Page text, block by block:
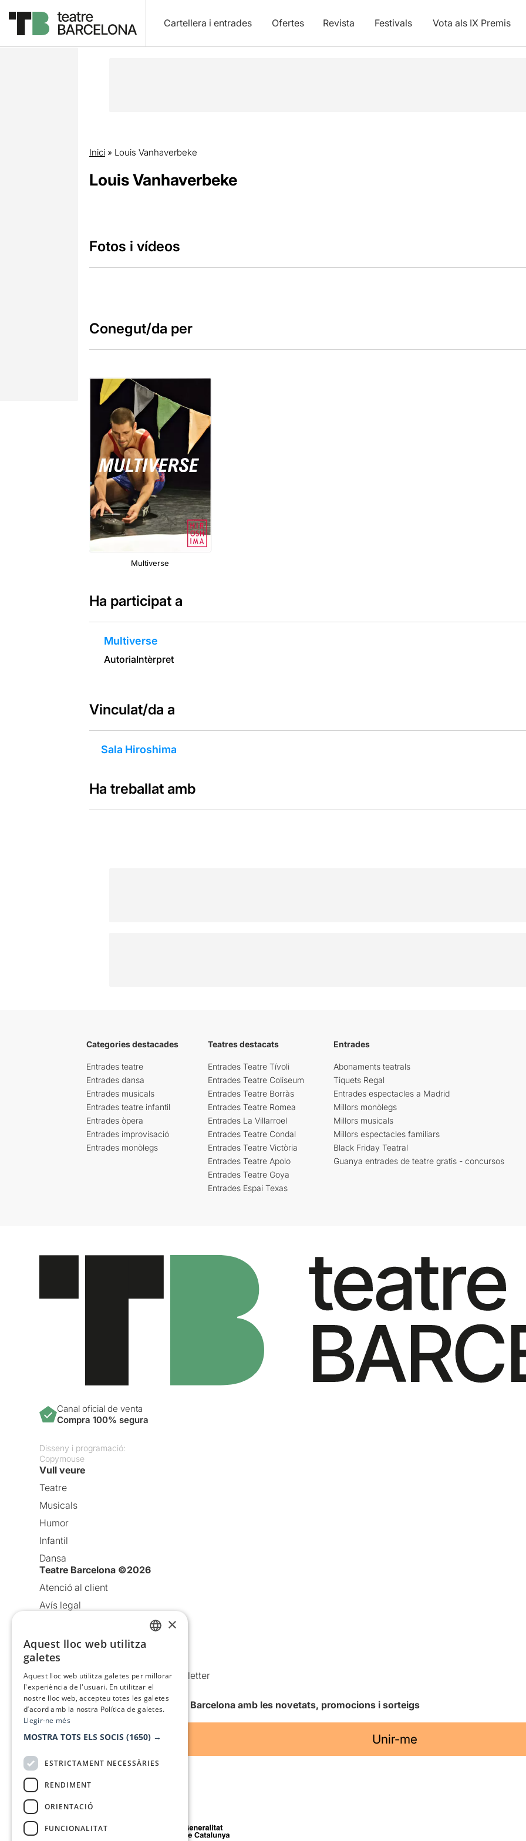
Cartellera i entrades Ofertes Revista Festivals Vota als IX Premis
Inici» Louis Vanhaverbeke
Louis Vanhaverbeke
Fotos i vídeos
Conegut/da per
Multiverse
Ha participat a
Multiverse
AutoriaIntèrpret
Vinculat/da a
Sala Hiroshima
Ha treballat amb
Categories destacades
Entrades teatre
Entrades dansa
Entrades musicals
Entrades teatre infantil
Entrades òpera
Entrades improvisació
Entrades monòlegs
Teatres destacats
Entrades Teatre Tívoli
Entrades Teatre Coliseum
Entrades Teatre Borràs
Entrades Teatre Romea
Entrades La Villarroel
Entrades Teatre Condal
Entrades Teatre Victòria
Entrades Teatre Apolo
Entrades Teatre Goya
Entrades Espai Texas
Entrades
Abonaments teatrals
Tiquets Regal
Entrades espectacles a Madrid
Millors monòlegs
Millors musicals
Millors espectacles familiars
Black Friday Teatral
Guanya entrades de teatre gratis - concursos
Canal oficial de venta
Compra 100% segura
Disseny i programació:
Copymouse
Vull veure
Teatre
Musicals
Humor
Infantil
Dansa
Teatre Barcelona ©2026
Atenció al client
Avís legal
Política de cookies
Condicions d’ús
Comunicacions comercials i Newsletter
Anuncia’t
Vull rebre la newsletter de Teatre Barcelona amb les novetats, promocions i sorteigs
Unir-me
Amb el suport de
×
Aquest lloc web utilitza
galetes
Aquest lloc web utilitza galetes per millorar
l'experiència de l'usuari. En utilitzar el
nostre lloc web, accepteu totes les galetes
d’acord amb la nostra Política de galetes.
Llegir-ne més
MOSTRA TOTS ELS SOCIS (1650) →
ESTRICTAMENT NECESSÀRIES
RENDIMENT
ORIENTACIÓ
FUNCIONALITAT